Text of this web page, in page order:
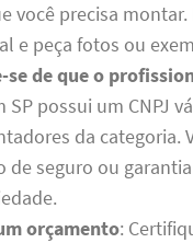
você precisa
e peça fotos ou
de que o
SP possui um CNPJ
da categoria.
de seguro ou
orçamento: